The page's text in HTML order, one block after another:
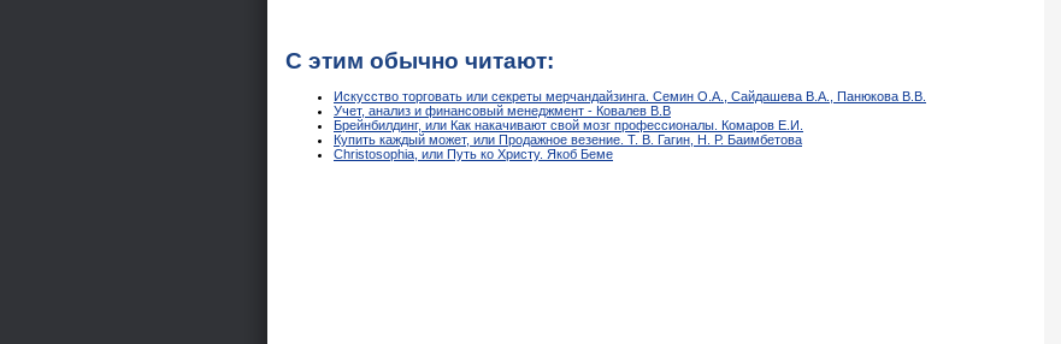
С этим обычно читают:
Искусство торговать или секреты мерчандайзинга. Семин О.А., Сайдашева В.А., Панюкова В.В.
Учет, анализ и финансовый менеджмент - Ковалев В.В
Брейнбилдинг, или Как накачивают свой мозг профессионалы. Комаров Е.И.
Купить каждый может, или Продажное везение. Т. В. Гагин, Н. Р. Баимбетова
Christosophia, или Путь ко Христу. Якоб Беме